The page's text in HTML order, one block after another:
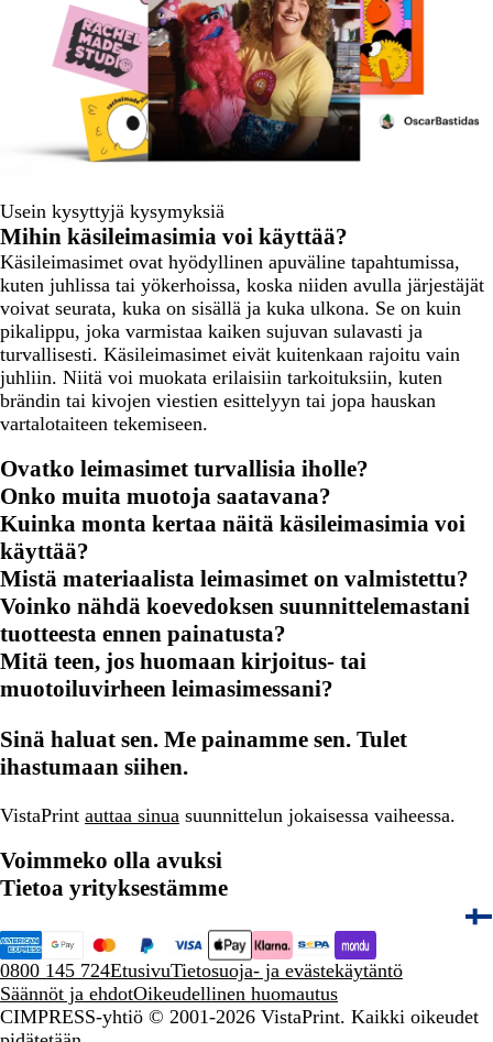
Usein kysyttyjä kysymyksiä
Mihin käsileimasimia voi käyttää?
Käsileimasimet ovat hyödyllinen apuväline tapahtumissa,
kuten juhlissa tai yökerhoissa, koska niiden avulla järjestäjät
voivat seurata, kuka on sisällä ja kuka ulkona. Se on kuin
pikalippu, joka varmistaa kaiken sujuvan sulavasti ja
turvallisesti. Käsileimasimet eivät kuitenkaan rajoitu vain
juhliin. Niitä voi muokata erilaisiin tarkoituksiin, kuten
brändin tai kivojen viestien esittelyyn tai jopa hauskan
vartalotaiteen tekemiseen.
Ovatko leimasimet turvallisia iholle?
Onko muita muotoja saatavana?
Kuinka monta kertaa näitä käsileimasimia voi
käyttää?
Mistä materiaalista leimasimet on valmistettu?
Voinko nähdä koevedoksen suunnittelemastani
tuotteesta ennen painatusta?
Mitä teen, jos huomaan kirjoitus- tai
muotoiluvirheen leimasimessani?
Sinä haluat sen. Me painamme sen. Tulet
ihastumaan siihen.
VistaPrint auttaa sinua suunnittelun jokaisessa vaiheessa.
Voimmeko olla avuksi
Tietoa yrityksestämme
0800 145 724EtusivuTietosuoja- ja evästekäytäntö
Säännöt ja ehdotOikeudellinen huomautus
CIMPRESS-yhtiö © 2001-2026 VistaPrint. Kaikki oikeudet